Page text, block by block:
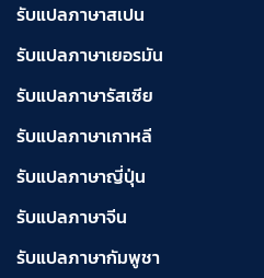
รับแปลภาษาสเปน
รับแปลภาษาเยอรมัน
รับแปลภาษารัสเซีย
รับแปลภาษาเกาหลี
รับแปลภาษาญี่ปุ่น
รับแปลภาษาจีน
รับแปลภาษากัมพูชา